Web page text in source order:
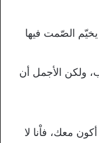
يخيّم الصّمت فيها
ولكن الأجمل أن
معك، فاْنا لا